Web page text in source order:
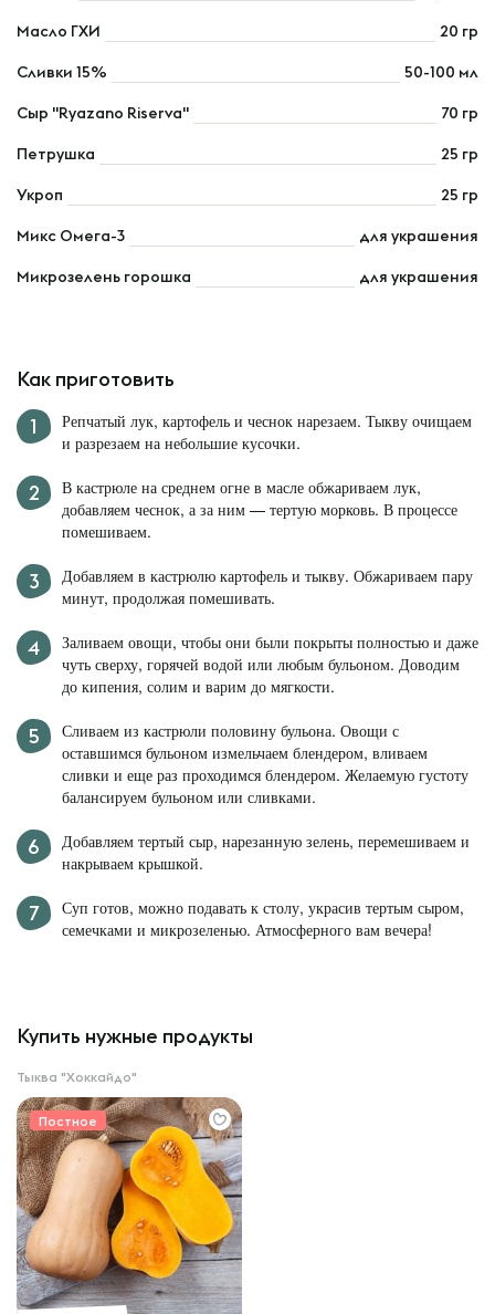
Масло ГХИ 20 гр
Сливки 15% 50-100 мл
Сыр "Ryazano Riserva" 70 гр
Петрушка 25 гр
Укроп 25 гр
Микс Омега-3 для украшения
Микрозелень горошка для украшения
Как приготовить
Репчатый лук, картофель и чеснок нарезаем. Тыкву очищаем
и разрезаем на небольшие кусочки.
В кастрюле на среднем огне в масле обжариваем лук,
добавляем чеснок, а за ним — тертую морковь. В процессе
помешиваем.
Добавляем в кастрюлю картофель и тыкву. Обжариваем пару
минут, продолжая помешивать.
Заливаем овощи, чтобы они были покрыты полностью и даже
чуть сверху, горячей водой или любым бульоном. Доводим
до кипения, солим и варим до мягкости.
Сливаем из кастрюли половину бульона. Овощи с
оставшимся бульоном измельчаем блендером, вливаем
сливки и еще раз проходимся блендером. Желаемую густоту
балансируем бульоном или сливками.
Добавляем тертый сыр, нарезанную зелень, перемешиваем и
накрываем крышкой.
Суп готов, можно подавать к столу, украсив тертым сыром,
семечками и микрозеленью. Атмосферного вам вечера!
Купить нужные продукты
Тыква "Хоккайдо"
Постное